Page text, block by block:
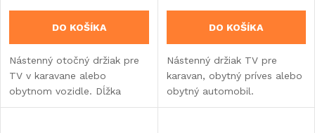
DO KOŠÍKA
Nástenný otočný držiak pre
TV v karavane alebo
obytnom vozidle. Dĺžka
ramena 648 mm.
DO KOŠÍKA
Nástenný držiak TV pre
karavan, obytný príves alebo
obytný automobil.